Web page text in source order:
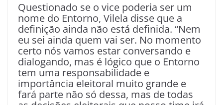
Questionado se o vice poderia ser um
nome do Entorno, Vilela disse que a
definição ainda não está definida. “Nem
eu sei ainda quem vai ser. No momento
certo nós vamos estar conversando e
dialogando, mas é lógico que o Entorno
tem uma responsabilidade e
importância eleitoral muito grande e
fará parte não só dessa, mas de todas